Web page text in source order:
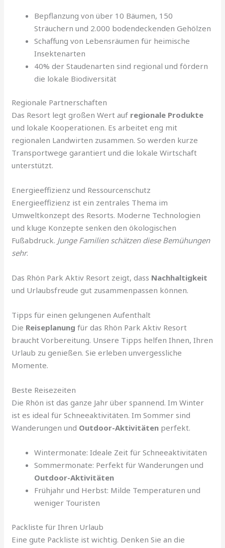
Bepflanzung von über 10 Bäumen, 150
Sträuchern und 2.000 bodendeckenden Gehölzen
Schaffung von Lebensräumen für heimische
Insektenarten
40% der Staudenarten sind regional und fördern
die lokale Biodiversität
Regionale Partnerschaften
Das Resort legt großen Wert auf regionale Produkte
und lokale Kooperationen. Es arbeitet eng mit
regionalen Landwirten zusammen. So werden kurze
Transportwege garantiert und die lokale Wirtschaft
unterstützt.
Energieeffizienz und Ressourcenschutz
Energieeffizienz ist ein zentrales Thema im
Umweltkonzept des Resorts. Moderne Technologien
und kluge Konzepte senken den ökologischen
Fußabdruck. Junge Familien schätzen diese Bemühungen
sehr.
Das Rhön Park Aktiv Resort zeigt, dass Nachhaltigkeit
und Urlaubsfreude gut zusammenpassen können.
Tipps für einen gelungenen Aufenthalt
Die Reiseplanung für das Rhön Park Aktiv Resort
braucht Vorbereitung. Unsere Tipps helfen Ihnen, Ihren
Urlaub zu genießen. Sie erleben unvergessliche
Momente.
Beste Reisezeiten
Die Rhön ist das ganze Jahr über spannend. Im Winter
ist es ideal für Schneeaktivitäten. Im Sommer sind
Wanderungen und Outdoor-Aktivitäten perfekt.
Wintermonate: Ideale Zeit für Schneeaktivitäten
Sommermonate: Perfekt für Wanderungen und
Outdoor-Aktivitäten
Frühjahr und Herbst: Milde Temperaturen und
weniger Touristen
Packliste für Ihren Urlaub
Eine gute Packliste ist wichtig. Denken Sie an die